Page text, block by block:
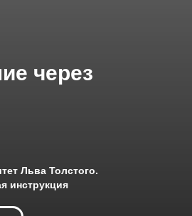
через
Льва Толстого.
инструкция